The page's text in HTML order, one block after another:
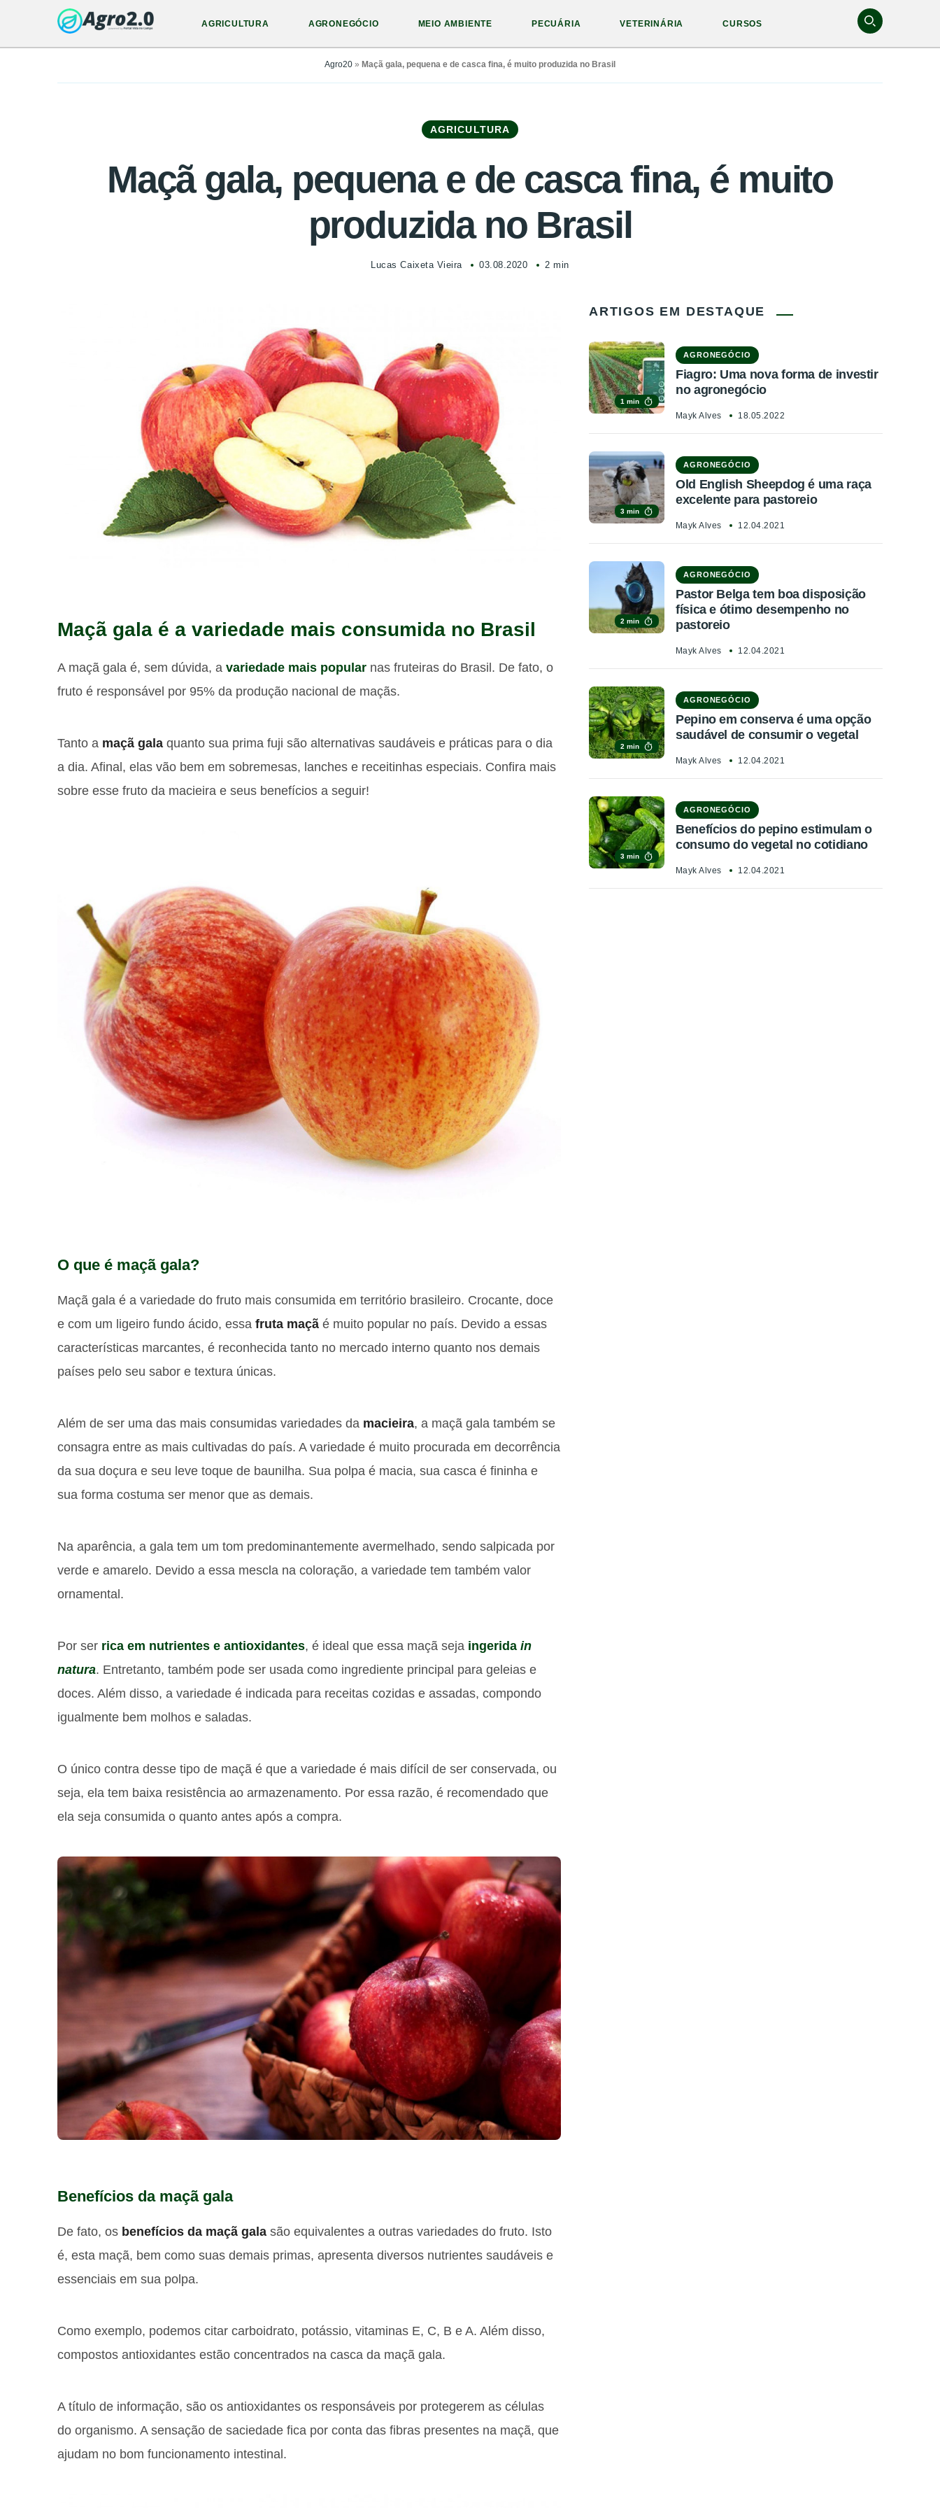
AGRICULTURA AGRONEGÓCIO MEIO AMBIENTE PECUÁRIA VETERINÁRIA CURSOS
Agro20 » Maçã gala, pequena e de casca fina, é muito produzida no Brasil
AGRICULTURA
Maçã gala, pequena e de casca fina, é muito
produzida no Brasil
Lucas Caixeta Vieira 03.08.2020 2 min
Maçã gala é a variedade mais consumida no Brasil
A maçã gala é, sem dúvida, a variedade mais popular nas fruteiras do Brasil. De fato, o
fruto é responsável por 95% da produção nacional de maçãs.
Tanto a maçã gala quanto sua prima fuji são alternativas saudáveis e práticas para o dia
a dia. Afinal, elas vão bem em sobremesas, lanches e receitinhas especiais. Confira mais
sobre esse fruto da macieira e seus benefícios a seguir!
O que é maçã gala?
Maçã gala é a variedade do fruto mais consumida em território brasileiro. Crocante, doce
e com um ligeiro fundo ácido, essa fruta maçã é muito popular no país. Devido a essas
características marcantes, é reconhecida tanto no mercado interno quanto nos demais
países pelo seu sabor e textura únicas.
Além de ser uma das mais consumidas variedades da macieira, a maçã gala também se
consagra entre as mais cultivadas do país. A variedade é muito procurada em decorrência
da sua doçura e seu leve toque de baunilha. Sua polpa é macia, sua casca é fininha e
sua forma costuma ser menor que as demais.
Na aparência, a gala tem um tom predominantemente avermelhado, sendo salpicada por
verde e amarelo. Devido a essa mescla na coloração, a variedade tem também valor
ornamental.
Por ser rica em nutrientes e antioxidantes, é ideal que essa maçã seja ingerida in
natura. Entretanto, também pode ser usada como ingrediente principal para geleias e
doces. Além disso, a variedade é indicada para receitas cozidas e assadas, compondo
igualmente bem molhos e saladas.
O único contra desse tipo de maçã é que a variedade é mais difícil de ser conservada, ou
seja, ela tem baixa resistência ao armazenamento. Por essa razão, é recomendado que
ela seja consumida o quanto antes após a compra.
Benefícios da maçã gala
De fato, os benefícios da maçã gala são equivalentes a outras variedades do fruto. Isto
é, esta maçã, bem como suas demais primas, apresenta diversos nutrientes saudáveis e
essenciais em sua polpa.
Como exemplo, podemos citar carboidrato, potássio, vitaminas E, C, B e A. Além disso,
compostos antioxidantes estão concentrados na casca da maçã gala.
A título de informação, são os antioxidantes os responsáveis por protegerem as células
do organismo. A sensação de saciedade fica por conta das fibras presentes na maçã, que
ajudam no bom funcionamento intestinal.
ARTIGOS EM DESTAQUE
1 min
AGRONEGÓCIO
Fiagro: Uma nova forma de investir
no agronegócio
Mayk Alves 18.05.2022
3 min
AGRONEGÓCIO
Old English Sheepdog é uma raça
excelente para pastoreio
Mayk Alves 12.04.2021
2 min
AGRONEGÓCIO
Pastor Belga tem boa disposição
física e ótimo desempenho no
pastoreio
Mayk Alves 12.04.2021
2 min
AGRONEGÓCIO
Pepino em conserva é uma opção
saudável de consumir o vegetal
Mayk Alves 12.04.2021
3 min
AGRONEGÓCIO
Benefícios do pepino estimulam o
consumo do vegetal no cotidiano
Mayk Alves 12.04.2021